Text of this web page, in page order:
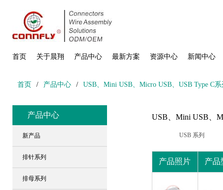
首页 关于晨翔 产品中心 最新方案 资源中心 新闻中心
首页 / 产品中心 / USB、Mini USB、Micro USB、USB Type C系
产品中心
新产品
排针系列
排母系列
USB、Mini USB、
USB 系列
产品照片 产品